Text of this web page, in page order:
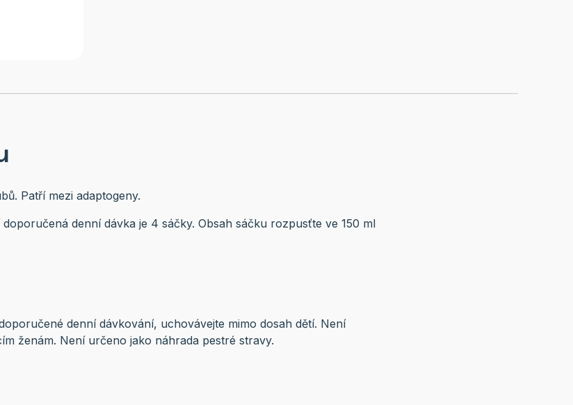
Patří mezi adaptogeny.
doporučená denní dávka je 4 sáčky. Obsah sáčku rozpusťte ve 150 ml
denní dávkování, uchovávejte mimo dosah dětí. Není
ženám. Není určeno jako náhrada pestré stravy.